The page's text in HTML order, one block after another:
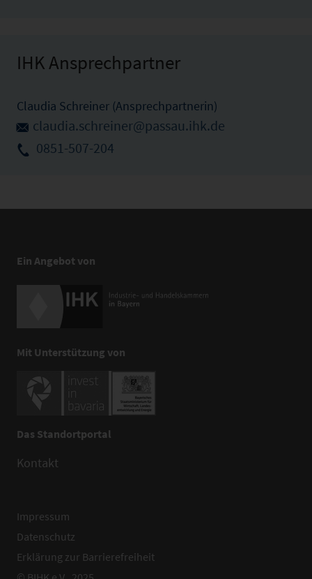
IHK Ansprechpartner
Claudia Schreiner (Ansprechpartnerin)
claudia.schreiner@passau.ihk.de
0851-507-204
Ein Angebot von
Mit Unterstützung von
Das Standortportal
Kontakt
Impressum
Datenschutz
Erklärung zur Barrierefreiheit